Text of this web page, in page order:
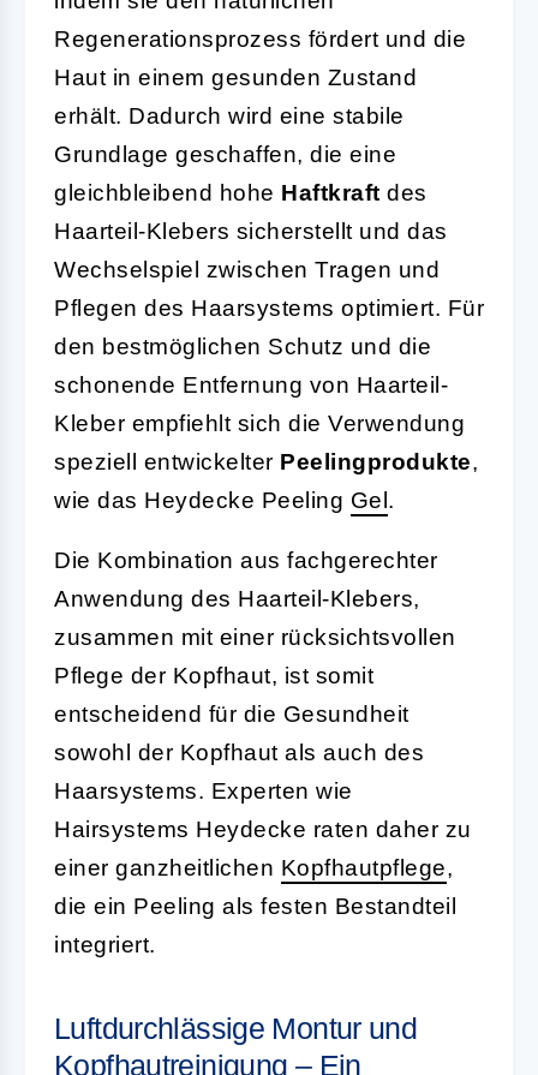
Regenerationsprozess fördert und die
Haut in einem gesunden Zustand
erhält. Dadurch wird eine stabile
Grundlage geschaffen, die eine
gleichbleibend hohe Haftkraft des
Haarteil-Klebers sicherstellt und das
Wechselspiel zwischen Tragen und
Pflegen des Haarsystems optimiert. Für
den bestmöglichen Schutz und die
schonende Entfernung von Haarteil-
Kleber empfiehlt sich die Verwendung
speziell entwickelter Peelingprodukte,
wie das Heydecke Peeling Gel .
Die Kombination aus fachgerechter
Anwendung des Haarteil-Klebers,
zusammen mit einer rücksichtsvollen
Pflege der Kopfhaut, ist somit
entscheidend für die Gesundheit
sowohl der Kopfhaut als auch des
Haarsystems. Experten wie
Hairsystems Heydecke raten daher zu
einer ganzheitlichen Kopfhautpflege,
die ein Peeling als festen Bestandteil
integriert.
Luftdurchlässige Montur und
Kopfhautreinigung – Ein